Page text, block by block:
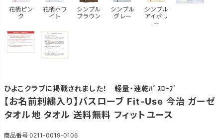
花柄ピン
ク
花柄ホワ
イト
シンプル
ブラウン
シンプル
グレー
シンプル
アイボリ
ー
ひよこクラブに掲載されました！ 軽量・速乾ﾊﾞｽﾛｰﾌﾞ
【お名前刺繍入り】バスローブ Fit-Use 今治 ガーゼ
タオル地 タオル 送料無料 フィットユース
商品番号 0211-0019-0106